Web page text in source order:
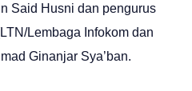
Said Husni dan pengurus
Lembaga Infokom dan
Ginanjar Sya’ban.